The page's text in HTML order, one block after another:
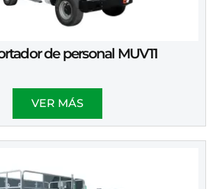
de personal MUV11
VER MÁS